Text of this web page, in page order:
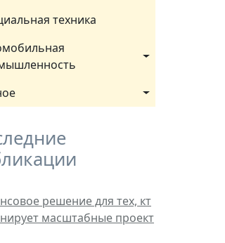
техника
решение для тех, кт
масштабные проект